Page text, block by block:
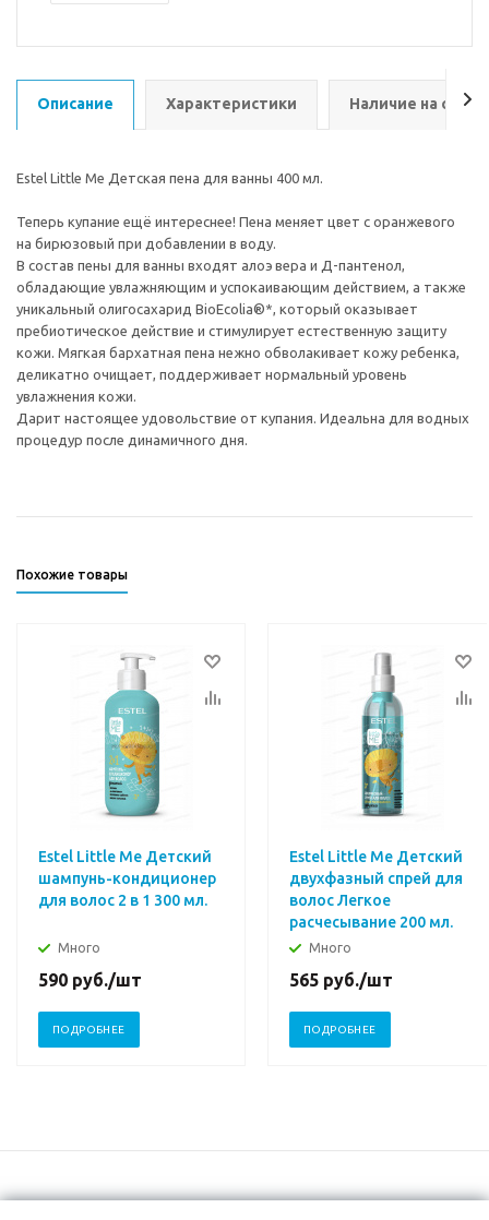
Описание Характеристики Наличие на
Estel Little Me Детская пена для ванны 400 мл.
Теперь купание ещё интереснее! Пена меняет цвет с оранжевого
на бирюзовый при добавлении в воду.
В состав пены для ванны входят алоэ вера и Д-пантенол,
обладающие увлажняющим и успокаивающим действием, а также
уникальный олигосахарид BioEcolia®*, который оказывает
пребиотическое действие и стимулирует естественную защиту
кожи. Мягкая бархатная пена нежно обволакивает кожу ребенка,
деликатно очищает, поддерживает нормальный уровень
увлажнения кожи.
Дарит настоящее удовольствие от купания. Идеальна для водных
процедур после динамичного дня.
Похожие товары
Estel Little Me Детский
шампунь-кондиционер
для волос 2 в 1 300 мл.
Много
590 руб./шт
ПОДРОБНЕЕ
Estel Little Me Детский
двухфазный спрей для
волос Легкое
расчесывание 200 мл.
Много
565 руб./шт
ПОДРОБНЕЕ